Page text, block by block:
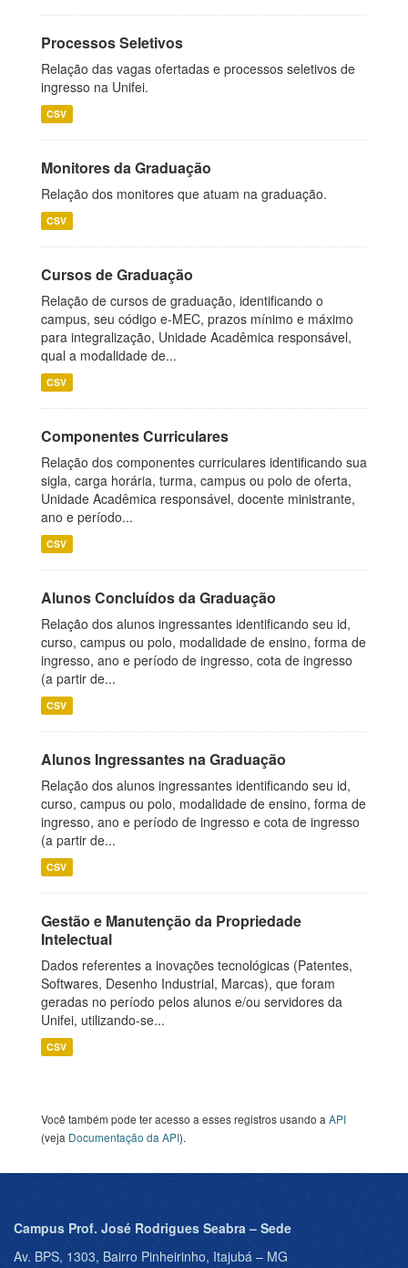
Processos Seletivos
Relação das vagas ofertadas e processos seletivos de
ingresso na Unifei.
CSV
Monitores da Graduação
Relação dos monitores que atuam na graduação.
CSV
Cursos de Graduação
Relação de cursos de graduação, identificando o
campus, seu código e-MEC, prazos mínimo e máximo
para integralização, Unidade Acadêmica responsável,
qual a modalidade de...
CSV
Componentes Curriculares
Relação dos componentes curriculares identificando sua
sigla, carga horária, turma, campus ou polo de oferta,
Unidade Acadêmica responsável, docente ministrante,
ano e período...
CSV
Alunos Concluídos da Graduação
Relação dos alunos ingressantes identificando seu id,
curso, campus ou polo, modalidade de ensino, forma de
ingresso, ano e período de ingresso, cota de ingresso
(a partir de...
CSV
Alunos Ingressantes na Graduação
Relação dos alunos ingressantes identificando seu id,
curso, campus ou polo, modalidade de ensino, forma de
ingresso, ano e período de ingresso e cota de ingresso
(a partir de...
CSV
Gestão e Manutenção da Propriedade
Intelectual
Dados referentes a inovações tecnológicas (Patentes,
Softwares, Desenho Industrial, Marcas), que foram
geradas no período pelos alunos e/ou servidores da
Unifei, utilizando-se...
CSV
Você também pode ter acesso a esses registros usando a API
(veja Documentação da API).
Campus Prof. José Rodrigues Seabra – Sede
Av. BPS, 1303, Bairro Pinheirinho, Itajubá – MG